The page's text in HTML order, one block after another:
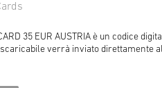
CARD 35 EUR AUSTRIA è un codice
verrà inviato direttamente